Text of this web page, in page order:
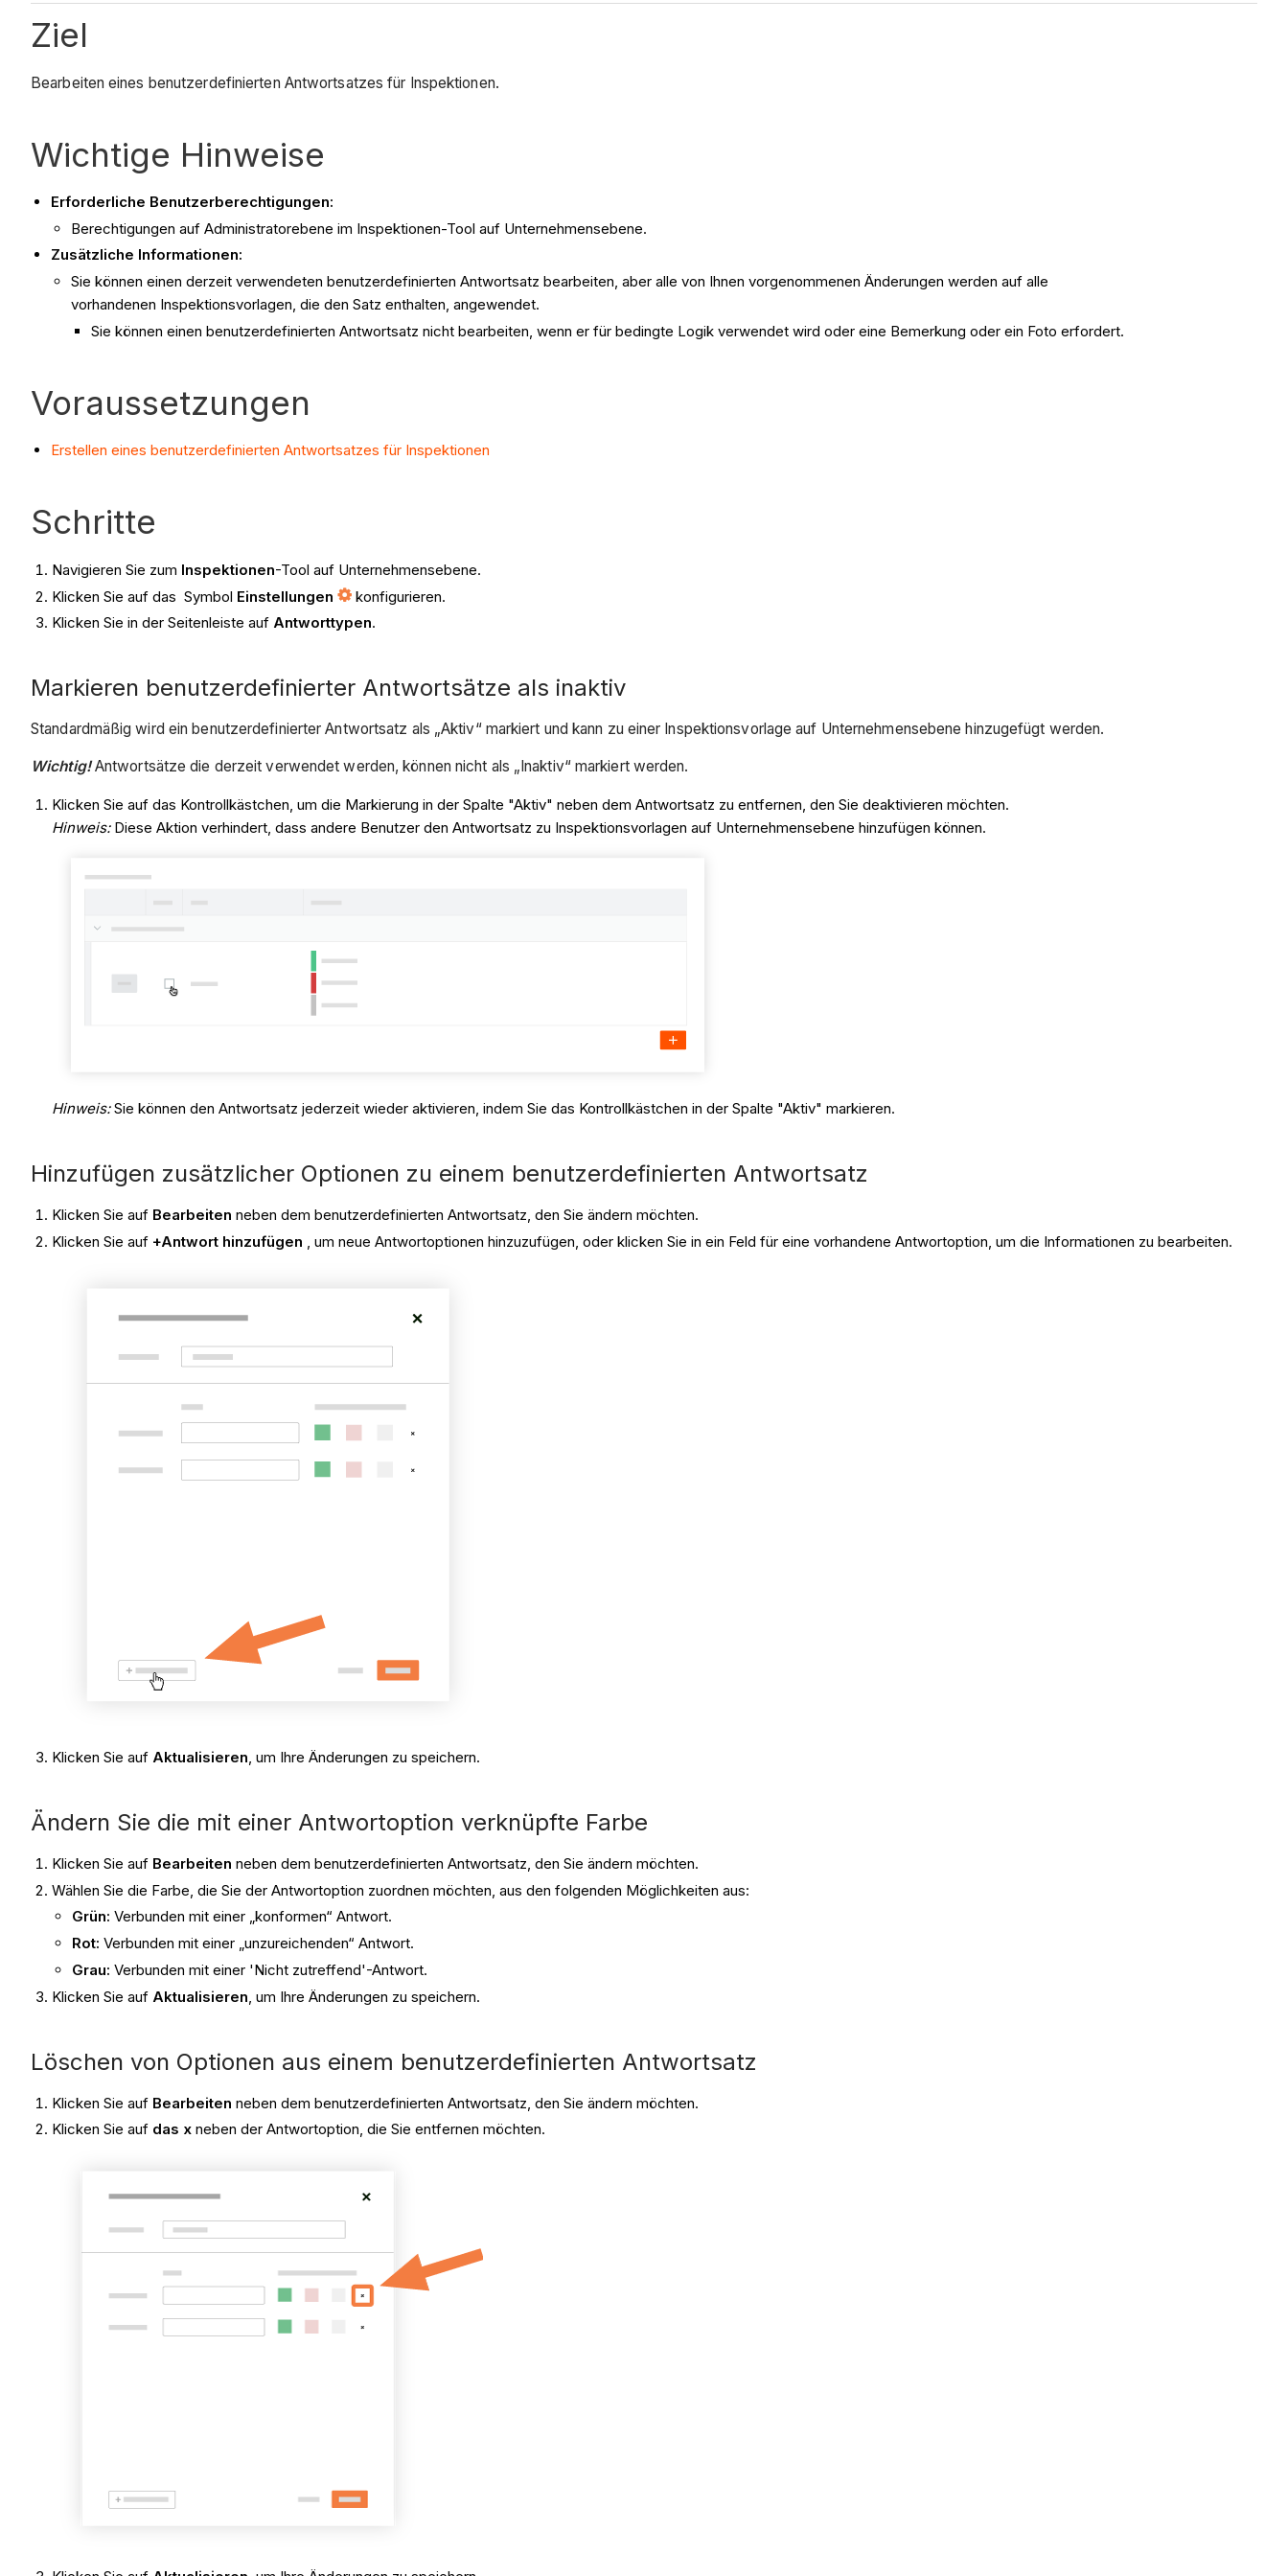
Ziel
Bearbeiten eines benutzerdefinierten Antwortsatzes für Inspektionen.
Wichtige Hinweise
Erforderliche Benutzerberechtigungen:
Berechtigungen auf Administratorebene im Inspektionen-Tool auf Unternehmensebene.
Zusätzliche Informationen:
Sie können einen derzeit verwendeten benutzerdefinierten Antwortsatz bearbeiten, aber alle von Ihnen vorgenommenen Änderungen werden auf alle
vorhandenen Inspektionsvorlagen, die den Satz enthalten, angewendet.
Sie können einen benutzerdefinierten Antwortsatz nicht bearbeiten, wenn er für bedingte Logik verwendet wird oder eine Bemerkung oder ein Foto erfordert.
Voraussetzungen
Erstellen eines benutzerdefinierten Antwortsatzes für Inspektionen
Schritte
Navigieren Sie zum Inspektionen-Tool auf Unternehmensebene.
Klicken Sie auf das Symbol Einstellungen
konfigurieren.
Klicken Sie in der Seitenleiste auf Antworttypen.
Markieren benutzerdefinierter Antwortsätze als inaktiv
Standardmäßig wird ein benutzerdefinierter Antwortsatz als „Aktiv“ markiert und kann zu einer Inspektionsvorlage auf Unternehmensebene hinzugefügt werden.
Wichtig!Antwortsätze die derzeit verwendet werden, können nicht als „Inaktiv“ markiert werden.
Klicken Sie auf das Kontrollkästchen, um die Markierung in der Spalte "Aktiv" neben dem Antwortsatz zu entfernen, den Sie deaktivieren möchten.
Hinweis: Diese Aktion verhindert, dass andere Benutzer den Antwortsatz zu Inspektionsvorlagen auf Unternehmensebene hinzufügen können.
Hinweis:Sie können den Antwortsatz jederzeit wieder aktivieren, indem Sie das Kontrollkästchen in der Spalte "Aktiv" markieren.
Hinzufügen zusätzlicher Optionen zu einem benutzerdefinierten Antwortsatz
Klicken Sie auf Bearbeiten neben dem benutzerdefinierten Antwortsatz, den Sie ändern möchten.
Klicken Sie auf +Antwort hinzufügen , um neue Antwortoptionen hinzuzufügen, oder klicken Sie in ein Feld für eine vorhandene Antwortoption, um die Informationen zu bearbeiten.
Klicken Sie auf Aktualisieren, um Ihre Änderungen zu speichern.
Ändern Sie die mit einer Antwortoption verknüpfte Farbe
Klicken Sie auf Bearbeiten neben dem benutzerdefinierten Antwortsatz, den Sie ändern möchten.
Wählen Sie die Farbe, die Sie der Antwortoption zuordnen möchten, aus den folgenden Möglichkeiten aus:
Grün: Verbunden mit einer „konformen“ Antwort.
Rot: Verbunden mit einer „unzureichenden“ Antwort.
Grau: Verbunden mit einer 'Nicht zutreffend'-Antwort.
Klicken Sie auf Aktualisieren , um Ihre Änderungen zu speichern.
Löschen von Optionen aus einem benutzerdefinierten Antwortsatz
Klicken Sie auf Bearbeiten neben dem benutzerdefinierten Antwortsatz, den Sie ändern möchten.
Klicken Sie auf das x neben der Antwortoption, die Sie entfernen möchten.